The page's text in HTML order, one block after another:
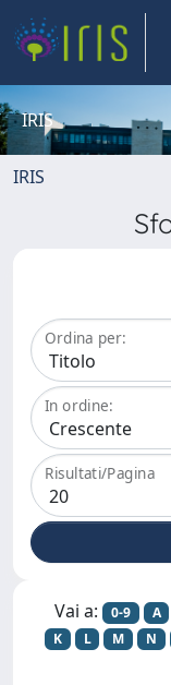
IRIS
IRIS
Ordina per:
In ordine:
Risultati/Pagina
Vai a: 0-9 A
K
L M N